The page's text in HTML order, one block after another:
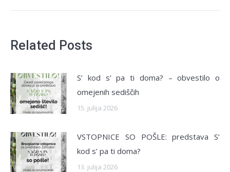
Related Posts
S’ kod s’ pa ti doma? – obvestilo o
omejenih sediščih
15. julija 2026
VSTOPNICE SO POŠLE: predstava S’
kod s’ pa ti doma?
13. julija 2026